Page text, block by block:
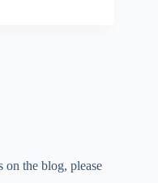
on the blog, please